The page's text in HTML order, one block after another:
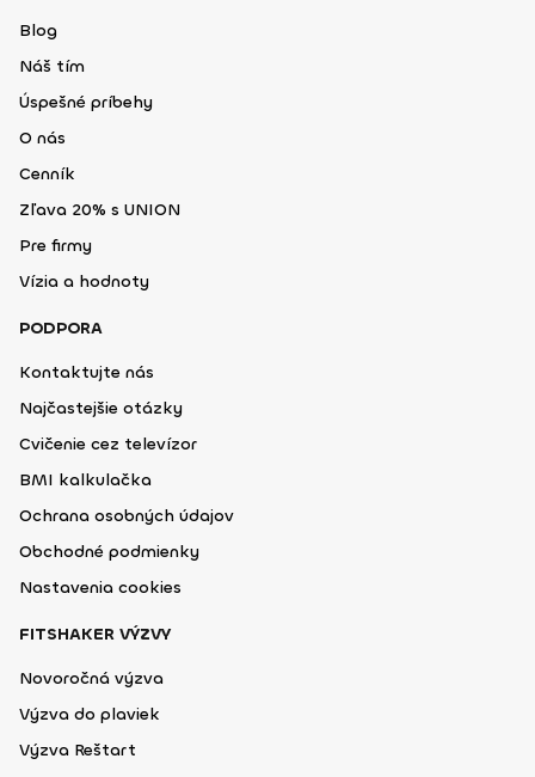
Blog
Náš tím
Úspešné príbehy
O nás
Cenník
Zľava 20% s UNION
Pre firmy
Vízia a hodnoty
PODPORA
Kontaktujte nás
Najčastejšie otázky
Cvičenie cez televízor
BMI kalkulačka
Ochrana osobných údajov
Obchodné podmienky
Nastavenia cookies
FITSHAKER VÝZVY
Novoročná výzva
Výzva do plaviek
Výzva Reštart